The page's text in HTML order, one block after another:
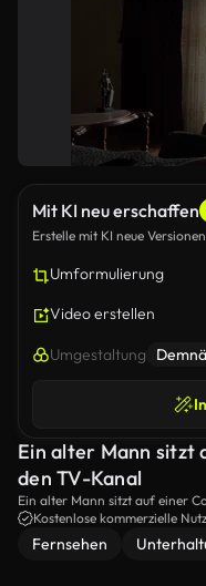
Mit KI neu erschaffen
Erstelle mit KI neue
Umformulierung
Video erstellen
Umgestaltung
Ein alter Mann sitzt
den TV-Kanal
Ein alter Mann sitzt auf einer
Kostenlose kommerzielle
Fernsehen